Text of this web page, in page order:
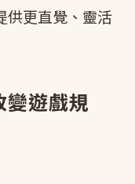
供更直覺、靈活
遊戲規